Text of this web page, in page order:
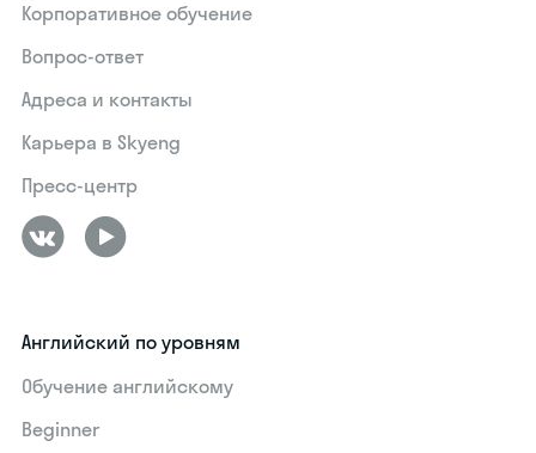
Корпоративное обучение
Вопрос-ответ
Адреса и контакты
Карьера в Skyeng
Пресс-центр
Английский по уровням
Обучение английскому
Beginner